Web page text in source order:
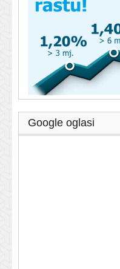
Google oglasi